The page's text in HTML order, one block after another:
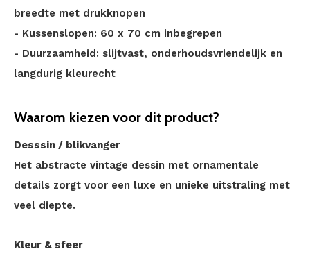
breedte met drukknopen
- Kussenslopen: 60 x 70 cm inbegrepen
- Duurzaamheid: slijtvast, onderhoudsvriendelijk en
langdurig kleurecht
Waarom kiezen voor dit product?
Desssin / blikvanger
Het abstracte vintage dessin met ornamentale
details zorgt voor een luxe en unieke uitstraling met
veel diepte.
Kleur & sfeer